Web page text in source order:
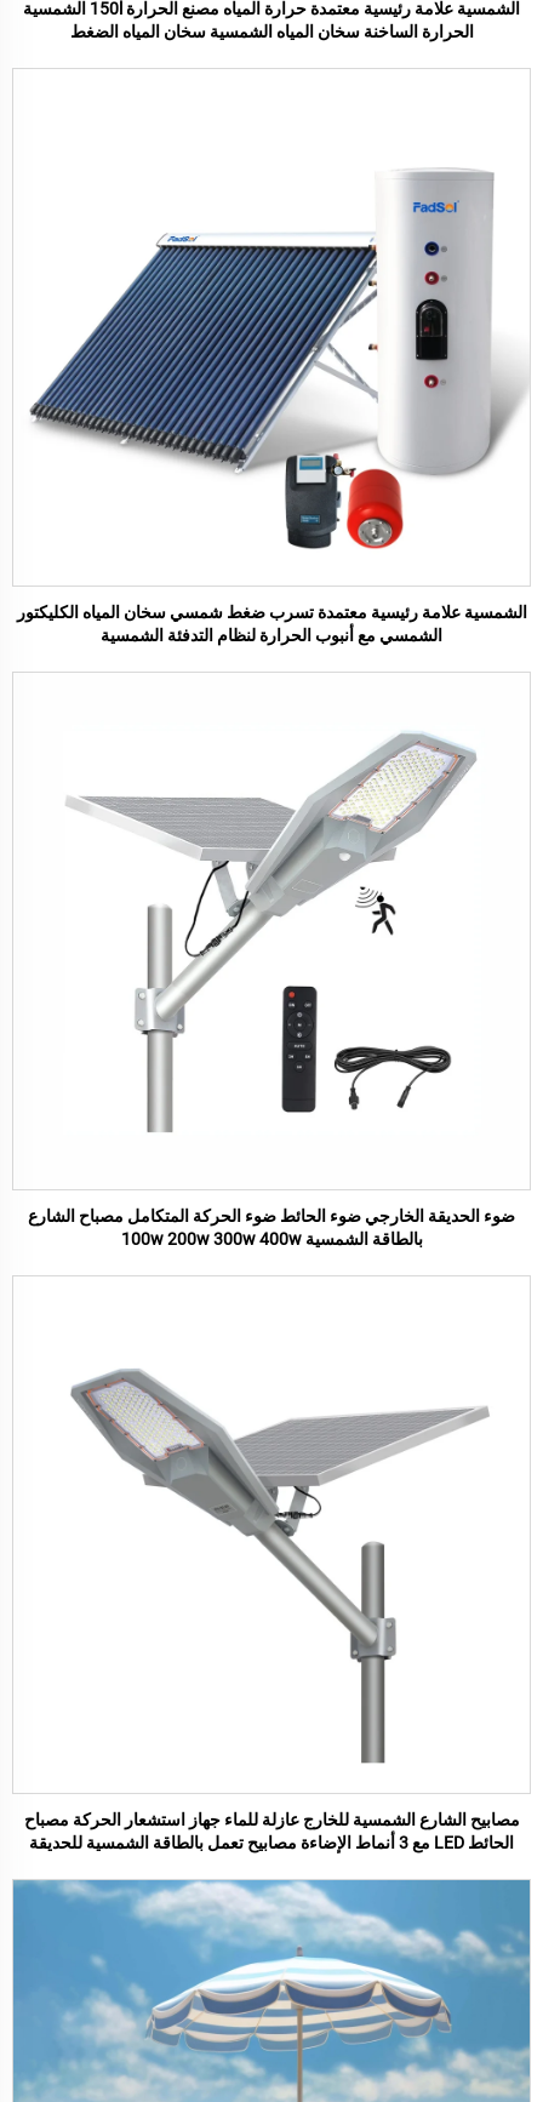
الشمسية علامة رئيسية معتمدة حرارة المياه مصنع الحرارة 150l الشمسية
الحرارة الساخنة سخان المياه الشمسية سخان المياه الضغط
الشمسية علامة رئيسية معتمدة تسرب ضغط شمسي سخان المياه الكليكتور
الشمسي مع أنبوب الحرارة لنظام التدفئة الشمسية
ضوء الحديقة الخارجي ضوء الحائط ضوء الحركة المتكامل مصباح الشارع
بالطاقة الشمسية 100w 200w 300w 400w
مصابيح الشارع الشمسية للخارج عازلة للماء جهاز استشعار الحركة مصباح
الحائط LED مع 3 أنماط الإضاءة مصابيح تعمل بالطاقة الشمسية للحديقة